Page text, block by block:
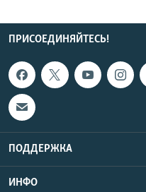
ПРИСОЕДИНЯЙТЕСЬ!
ПОДДЕРЖКА
ИНФО